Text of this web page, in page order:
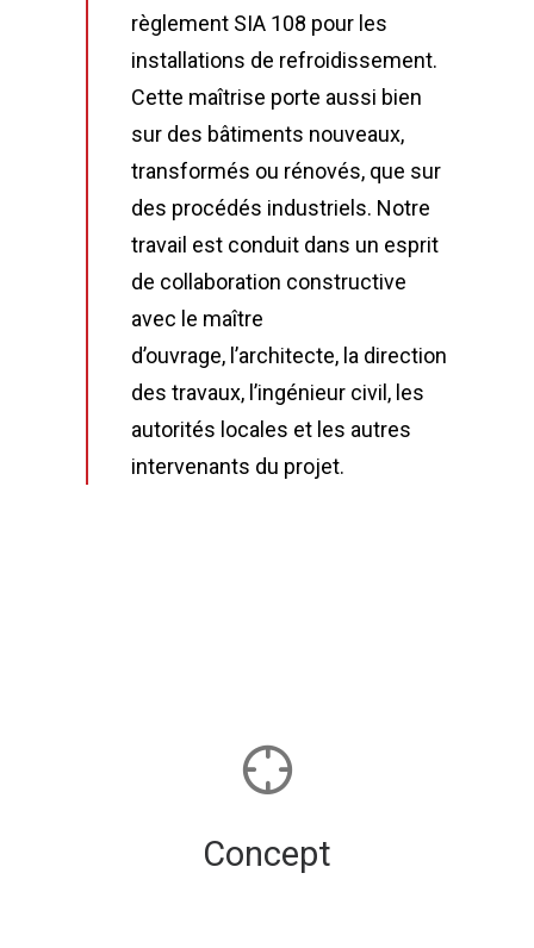
règlement SIA 108 pour les
installations de refroidissement.
Cette maîtrise porte aussi bien
sur des bâtiments nouveaux,
transformés ou rénovés, que sur
des procédés industriels. Notre
travail est conduit dans un esprit
de collaboration constructive
avec le maître
d’ouvrage, l’architecte, la direction
des travaux, l’ingénieur civil, les
autorités locales et les autres
intervenants du projet.
Concept